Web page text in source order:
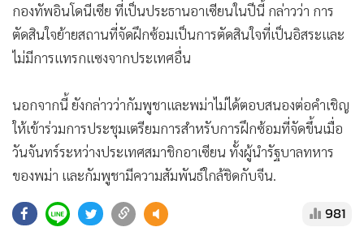
กองทัพอินโดนีเซีย ที่เป็นประธานอาเซียนในปีนี้ กล่าวว่า การ
ตัดสินใจย้ายสถานที่จัดฝึกซ้อมเป็นการตัดสินใจที่เป็นอิสระและ
ไม่มีการแทรกแซงจากประเทศอื่น
นอกจากนี้ ยังกล่าวว่ากัมพูชาและพม่าไม่ได้ตอบสนองต่อคำเชิญ
ให้เข้าร่วมการประชุมเตรียมการสำหรับการฝึกซ้อมที่จัดขึ้นเมื่อ
วันจันทร์ระหว่างประเทศสมาชิกอาเซียน ทั้งผู้นำรัฐบาลทหาร
ของพม่า และกัมพูชามีความสัมพันธ์ใกล้ชิดกับจีน.
981